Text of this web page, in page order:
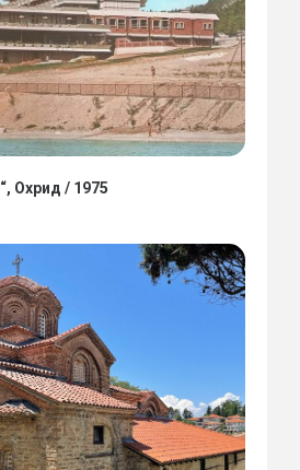
Охрид / 1975